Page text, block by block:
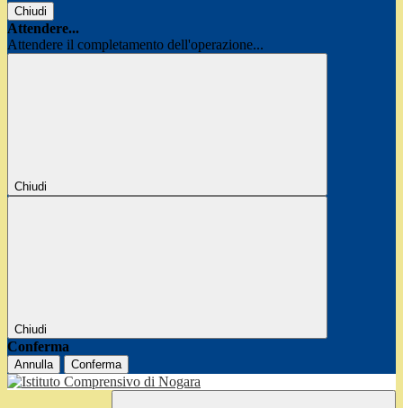
Chiudi
Attendere...
Attendere il completamento dell'operazione...
Chiudi
Chiudi
Conferma
Annulla Conferma